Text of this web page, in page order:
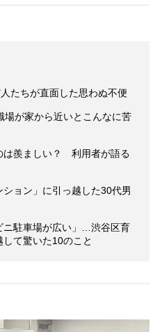
たちが直面した思わぬ不便
が家から近いとこんなに苦
は羨ましい？ 利用者が語る
ョン」に引っ越した30代男
ニ駐車場が広い」…渋谷区育
て驚いた10のこと